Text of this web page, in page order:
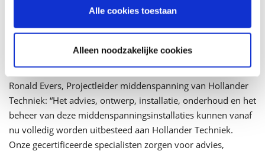
Alle cookies toestaan
Alleen noodzakelijke cookies
middenspanning niet beschrijft, wordt de term door
tussen 1000 Volt (1kV) en 36.000 Volt (36kV).
Ronald Evers, Projectleider middenspanning van Hollander
Techniek: “Het advies, ontwerp, installatie, onderhoud en het
beheer van deze middenspanningsinstallaties kunnen vanaf
nu volledig worden uitbesteed aan Hollander Techniek.
Onze gecertificeerde specialisten zorgen voor advies,